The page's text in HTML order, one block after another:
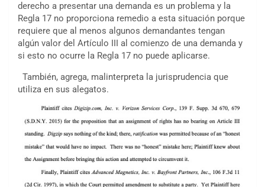
derecho a presentar una demanda es un problema y la
Regla 17 no proporciona remedio a esta situación porque
requiere que al menos algunos demandantes tengan
algún valor del Artículo III al comienzo de una demanda y
si esto no ocurre la Regla 17 no puede aplicarse.
También, agrega, malinterpreta la jurisprudencia que
utiliza en sus alegatos.